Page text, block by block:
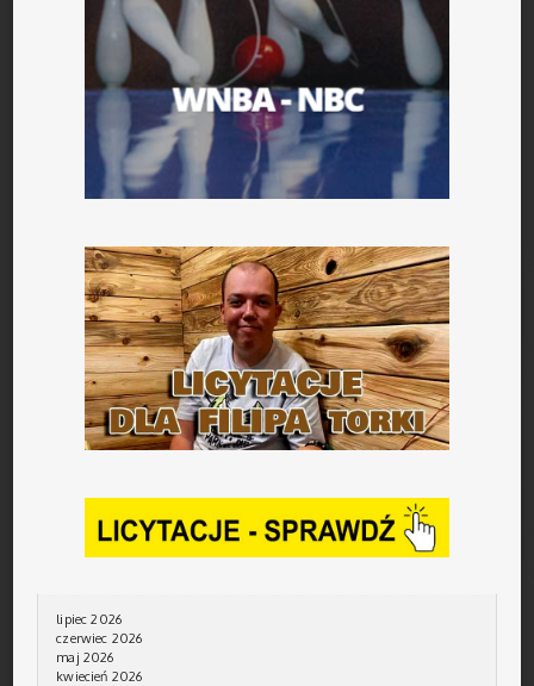
lipiec 2026
czerwiec 2026
maj 2026
kwiecień 2026